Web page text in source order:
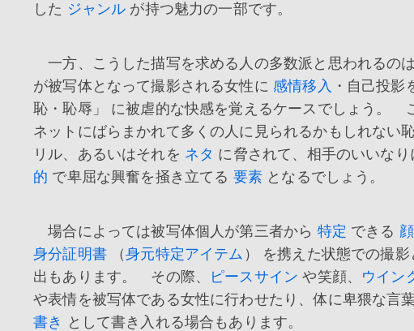
した ジャンル が持つ魅力の一部です。
一方、こうした描写を求める人の多数派と思われるの
が被写体となって撮影される女性に 感情移入 ・自己投
恥・恥辱」 に被虐的な快感を覚えるケースでしょう。
ネットにばらまかれて多くの人に見られるかもしれない
リル、あるいはそれを ネタ に脅されて、相手のいいな
的 で卑屈な興奮を掻き立てる 要素 となるでしょう。
場合によっては被写体個人が第三者から 特定 できる
身分証明書（身元特定アイテム ） を携えた状態での撮
出もあります。 その際、
ピースサイン や笑顔、 ウイン
や表情を被写体である女性に行わせたり、体に卑猥な言
書き
として書き入れる場合もあります。